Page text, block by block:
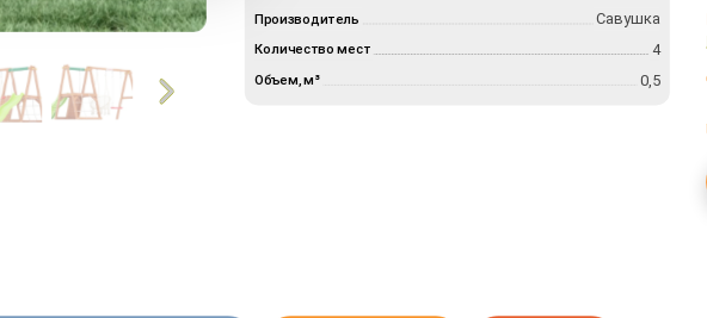
Производитель Савушка
Количество мест 4
Объем, м³ 0,5